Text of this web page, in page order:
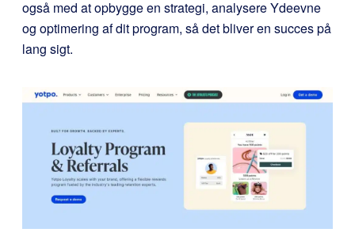
også med at opbygge en strategi, analysere Ydeevne
og optimering af dit program, så det bliver en succes på
lang sigt.